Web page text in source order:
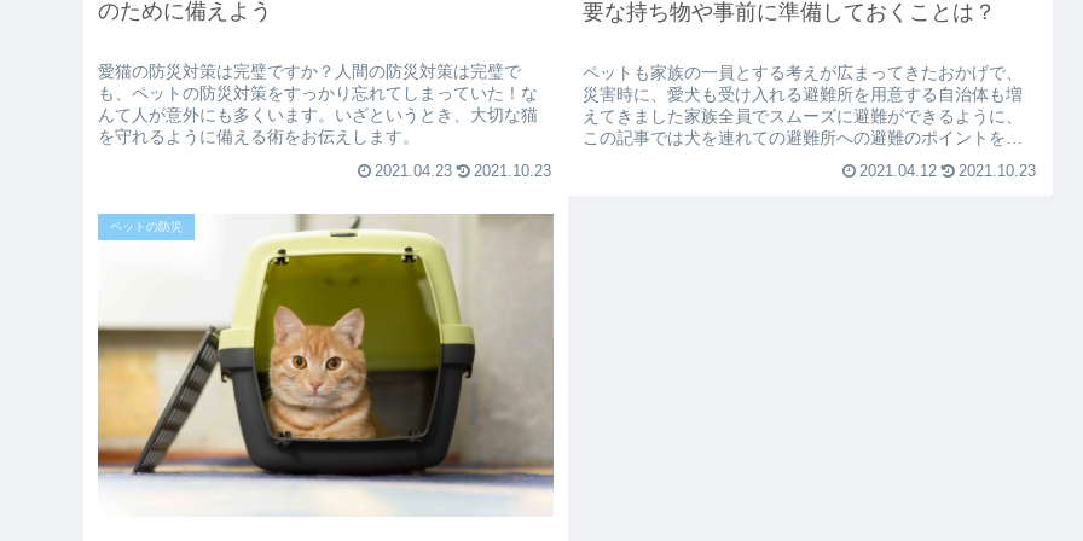
のために備えよう
愛猫の防災対策は完璧ですか？人間の防災対策は完璧で
も、ペットの防災対策をすっかり忘れてしまっていた！な
んて人が意外にも多くいます。いざというとき、大切な猫
を守れるように備える術をお伝えします。
2021.04.23 2021.10.23
要な持ち物や事前に準備しておくことは？
ペットも家族の一員とする考えが広まってきたおかげで、
災害時に、愛犬も受け入れる避難所を用意する自治体も増
えてきました家族全員でスムーズに避難ができるように、
この記事では犬を連れての避難所への避難のポイントを解
2021.04.12 2021.10.23
ペットの防災